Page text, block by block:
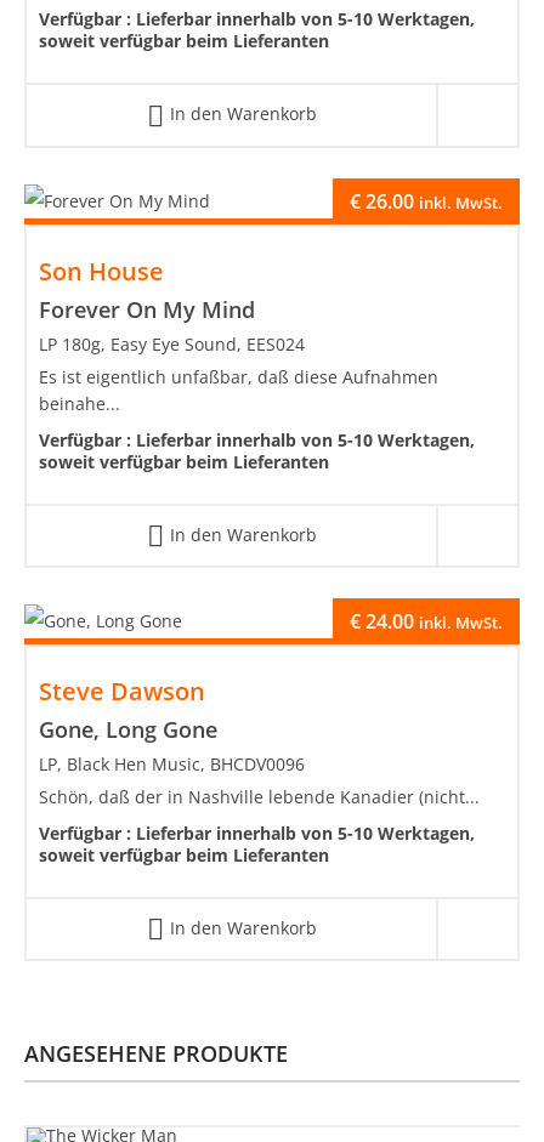
Verfügbar : Lieferbar innerhalb von 5-10 Werktagen,
soweit verfügbar beim Lieferanten
In den Warenkorb
Son House
Forever On My Mind
€26.00 inkl. MwSt.
LP 180g, Easy Eye Sound, EES024
Es ist eigentlich unfaßbar, daß diese Aufnahmen
beinahe...
Verfügbar : Lieferbar innerhalb von 5-10 Werktagen,
soweit verfügbar beim Lieferanten
In den Warenkorb
Steve Dawson
Gone, Long Gone
€24.00 inkl. MwSt.
LP, Black Hen Music, BHCDV0096
Schön, daß der in Nashville lebende Kanadier (nicht...
Verfügbar : Lieferbar innerhalb von 5-10 Werktagen,
soweit verfügbar beim Lieferanten
In den Warenkorb
ANGESEHENE PRODUKTE